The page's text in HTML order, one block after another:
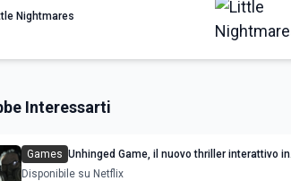
Nightmares
Interessarti
Games Unhinged Game, il nuovo thriller interattivo in
uscita streaming: come si gioca
Disponibile su Netflix